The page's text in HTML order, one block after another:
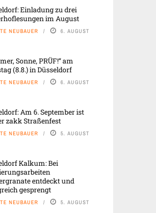
Einladung zu drei
im August
NEUBAUER 6. AUGUST
Sonne, PRÜF!“ am
(8.8.) in Düsseldorf
NEUBAUER 6. AUGUST
Am 6. September ist
zakk Straßenfest
NEUBAUER 5. AUGUST
Kalkum: Bei
entdeckt und
gesprengt
NEUBAUER 5. AUGUST